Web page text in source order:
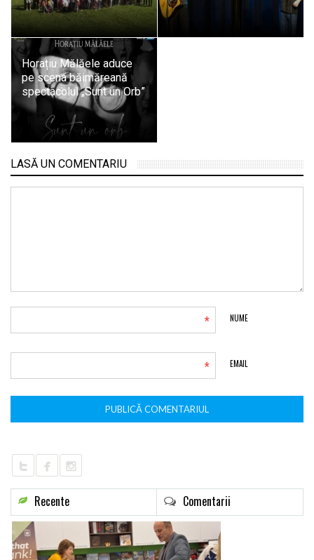
Horațiu Mălăele aduce
pe scena băimăreană
spectacolul „Sunt un Orb”
LASĂ UN COMENTARIU
NUME
*
EMAIL
*
Recente Comentarii